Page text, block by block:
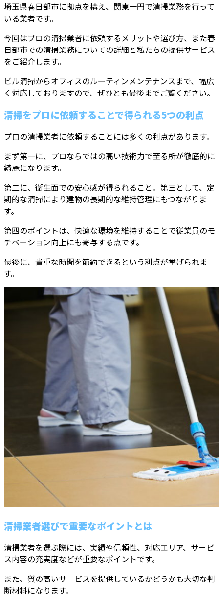
埼玉県春日部市に拠点を構え、関東一円で清掃業務を行って
いる業者です。
今回はプロの清掃業者に依頼するメリットや選び方、また春
日部市での清掃業務についての詳細と私たちの提供サービス
をご紹介します。
ビル清掃からオフィスのルーティンメンテナンスまで、幅広
く対応しておりますので、ぜひとも最後までご覧ください。
清掃をプロに依頼することで得られる5つの利点
プロの清掃業者に依頼することには多くの利点があります。
まず第一に、プロならではの高い技術力で至る所が徹底的に
綺麗になります。
第二に、衛生面での安心感が得られること。第三として、定
期的な清掃により建物の長期的な維持管理にもつながりま
す。
第四のポイントは、快適な環境を維持することで従業員のモ
チベーション向上にも寄与する点です。
最後に、貴重な時間を節約できるという利点が挙げられま
す。
清掃業者選びで重要なポイントとは
清掃業者を選ぶ際には、実績や信頼性、対応エリア、サービ
ス内容の充実度などが重要なポイントです。
また、質の高いサービスを提供しているかどうかも大切な判
断材料になります。